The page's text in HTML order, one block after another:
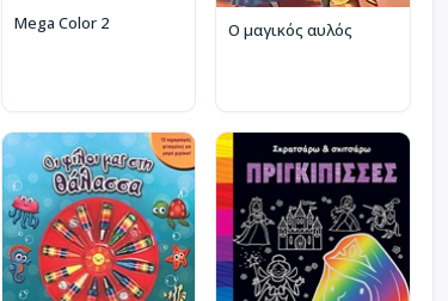
Mega Color 2 Ο μαγικός αυλός